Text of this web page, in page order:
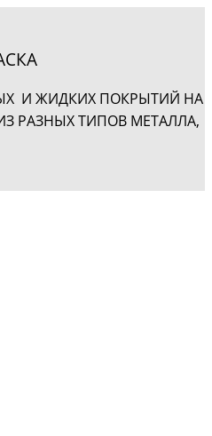
И ЖИДКИХ ПОКРЫТИЙ НА
РАЗНЫХ ТИПОВ МЕТАЛЛА,